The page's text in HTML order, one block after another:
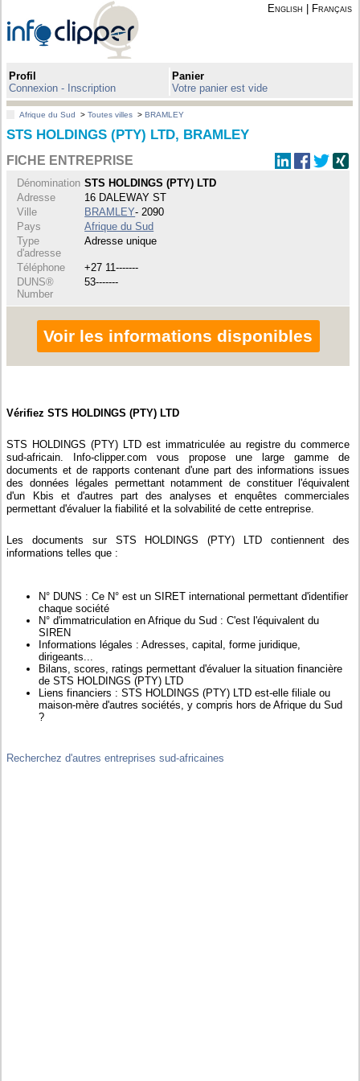
English Français
Profil
Connexion - Inscription
Panier
Votre panier est vide
Afrique du Sud >Toutes villes >BRAMLEY
STS HOLDINGS (PTY) LTD, BRAMLEY
FICHE ENTREPRISE
Dénomination STS HOLDINGS (PTY) LTD
Adresse
16 DALEWAY ST
Ville
BRAMLEY- 2090
Pays
Afrique du Sud
Type
d'adresse
Adresse unique
Téléphone
+27 11-------
DUNS®
Number
53-------
Voir les informations disponibles
Vérifiez STS HOLDINGS (PTY) LTD
STS HOLDINGS (PTY) LTD est immatriculée au registre du commerce
sud-africain. Info-clipper.com vous propose une large gamme de
documents et de rapports contenant d'une part des informations issues
des données légales permettant notamment de constituer l'équivalent
d'un Kbis et d'autres part des analyses et enquêtes commerciales
permettant d'évaluer la fiabilité et la solvabilité de cette entreprise.
Les documents sur STS HOLDINGS (PTY) LTD contiennent des
informations telles que :
N° DUNS : Ce N° est un SIRET international permettant d'identifier
chaque société
N° d'immatriculation en Afrique du Sud : C'est l'équivalent du
SIREN
Informations légales : Adresses, capital, forme juridique,
dirigeants...
Bilans, scores, ratings permettant d'évaluer la situation financière
de STS HOLDINGS (PTY) LTD
Liens financiers : STS HOLDINGS (PTY) LTD est-elle filiale ou
maison-mère d'autres sociétés, y compris hors de Afrique du Sud
?
Recherchez d'autres entreprises sud-africaines